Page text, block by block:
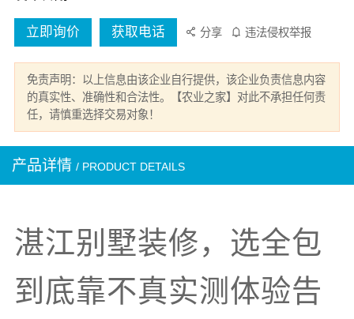
立即询价 获取电话 分享 违法侵权举报
免责声明：以上信息由该企业自行提供，该企业负责信息内容
的真实性、准确性和合法性。【农业之家】对此不承担任何责
任，请慎重选择交易对象！
产品详情 / PRODUCT DETAILS
湛江别墅装修，选全包
到底靠不真实测体验告